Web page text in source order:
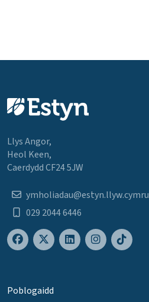
Llys Angor,
Heol Keen,
Caerdydd CF24 5JW
ymholiadau@estyn.llyw.cymru
029 2044 6446
Poblogaidd